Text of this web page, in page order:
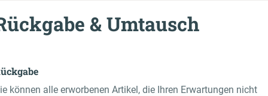
& Umtausch
können alle erworbenen Artikel, die Ihren Erwartungen nicht